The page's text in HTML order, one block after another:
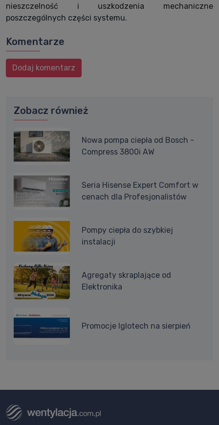
nieszczelność i uszkodzenia mechaniczne
poszczególnych części systemu.
Komentarze
Dodaj komentarz
Zobacz również
Nowa pompa ciepła od Bosch -
Compress 3800i AW
Seria Hisense Expert Comfort w
cenach dla Profesjonalistów
Pompy ciepła do szybkiej
instalacji
Agregaty skraplające od
Elektronika
Promocje Iglotech na sierpień